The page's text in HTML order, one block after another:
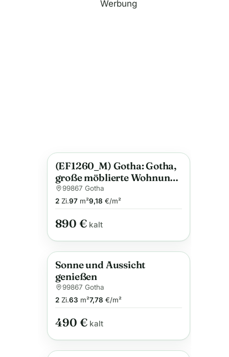
Werbung
Anzeige
(EF1260_M) Gotha: Gotha,
große möblierte Wohnung
in einem historischem
Stadthaus direkt am
Hauptmarkt
99867 Gotha
2Zi.97m²9,18 €/m²
890 €kalt
Anzeige
Sonne und Aussicht
genießen
99867 Gotha
2Zi.63 m²7,78 €/m²
490 €kalt